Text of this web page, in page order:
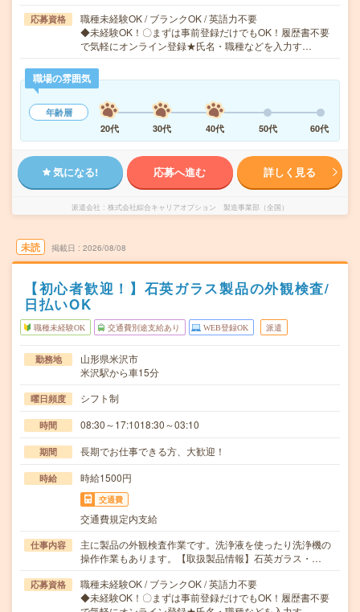
応募資格
職種未経験OK / ブランクOK / 英語力不要
◆未経験OK！〇まずは事前登録だけでもOK！履歴書不要
で気軽にオンライン登録★氏名・職種などを入力す…
職場の雰囲気
年齢層
20代
30代 40代 50代 60代
気になる! 応募へ進む 詳しく見る
派遣会社 株式会社綜合キャリアオプション 製造事業部（全国）
未読 掲載日 2026/08/08
【初心者歓迎！】石英ガラス製品の外観検査/
日払いOK
職種未経験OK 交通費別途支給あり WEB登録OK 派遣
勤務地
山形県米沢市
米沢駅から車15分
曜日頻度 シフト制
時間 08:30～17:1018:30～03:10
期間 長期でお仕事できる方、大歓迎！
時給 時給1500円
交通費
交通費規定内支給
仕事内容
主に製品の外観検査作業です。洗浄液を使ったり洗浄機の
操作作業もあります。【取扱製品情報】石英ガラス・…
応募資格
職種未経験OK / ブランクOK / 英語力不要
◆未経験OK！〇まずは事前登録だけでもOK！履歴書不要